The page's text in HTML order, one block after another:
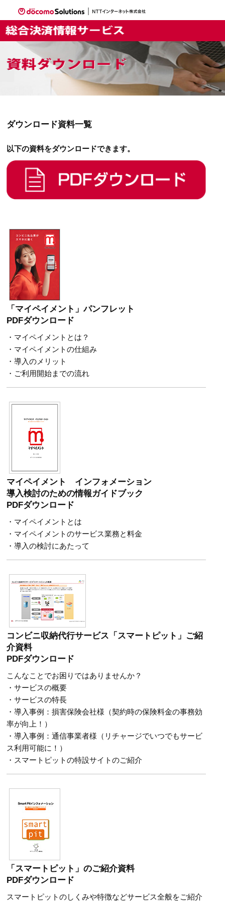
ダウンロード資料一覧
以下の資料をダウンロードできます。
「マイペイメント」パンフレット
PDFダウンロード
・マイペイメントとは？
・マイペイメントの仕組み
・導入のメリット
・ご利用開始までの流れ
マイペイメント インフォメーション
導入検討のための情報ガイドブック
PDFダウンロード
・マイペイメントとは
・マイペイメントのサービス業務と料金
・導入の検討にあたって
コンビニ収納代行サービス「スマートピット」ご紹
介資料
PDFダウンロード
こんなことでお困りではありませんか？
・サービスの概要
・サービスの特長
・導入事例：損害保険会社様（契約時の保険料金の事務効
率が向上！）
・導入事例：通信事業者様（リチャージでいつでもサービ
ス利用可能に！）
・スマートピットの特設サイトのご紹介
「スマートピット」のご紹介資料
PDFダウンロード
スマートピットのしくみや特徴などサービス全般をご紹介